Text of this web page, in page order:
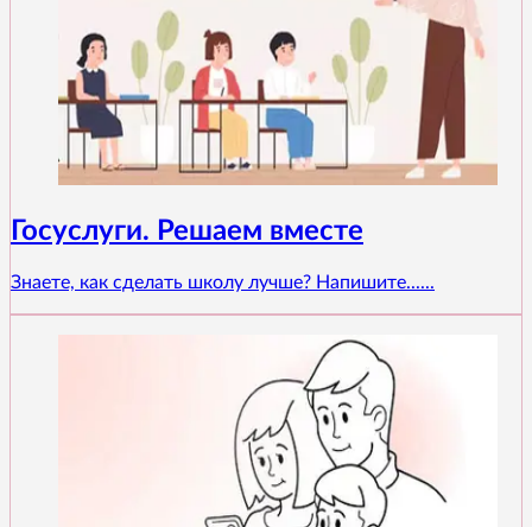
Госуслуги. Решаем вместе
Знаете, как сделать школу лучше? Напишите......